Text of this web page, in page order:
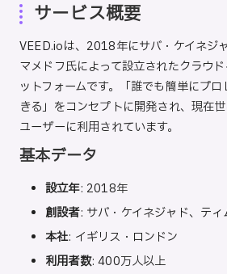
サービス概要
VEED.ioは、2018年にサバ・ケイネジ
マメドフ氏によって設立されたクラウ
ットフォームです。「誰でも簡単にプ
きる」をコンセプトに開発され、現在
ユーザーに利用されています。
基本データ
設立年: 2018年
創設者: サバ・ケイネジャド、テ
本社: イギリス・ロンドン
利用者数: 400万人以上